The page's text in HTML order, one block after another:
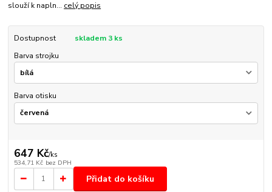
slouží k napln... celý popis
Dostupnost
skladem 3 ks
Barva strojku
Barva otisku
647 Kč/ks
534,71 Kč bez DPH
Přidat do košíku